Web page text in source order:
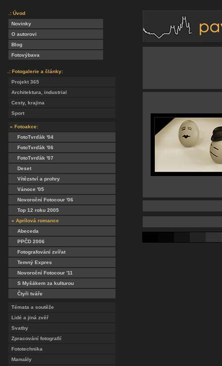
.: Úvod
Novinky
O autorovi
Blog
Fotovýbava
.: Fotogalerie a články:
Projekt 365
Architektura, industrial
Cesty, krajina
Sport
» Fotoakce:
FotoTvrďák '04
FotoTvrďák '06
FotoTvrďák '07
Deset
Vítězství a prohry
Vánoce '05
Novoroční Fotocour '06
Top 12 roku 2005
» Aprílová romance
Abeceda
PPČD 2006
Fotografování zvířat
Temný Expres
Novoroční Fotocour '11
S Myšákem za kulturou
Čtyři tváře
Témata a soutěže
Lidé a jiná zvěř
Svatby
Zpracování fotografií
Fototechnika
Manuály